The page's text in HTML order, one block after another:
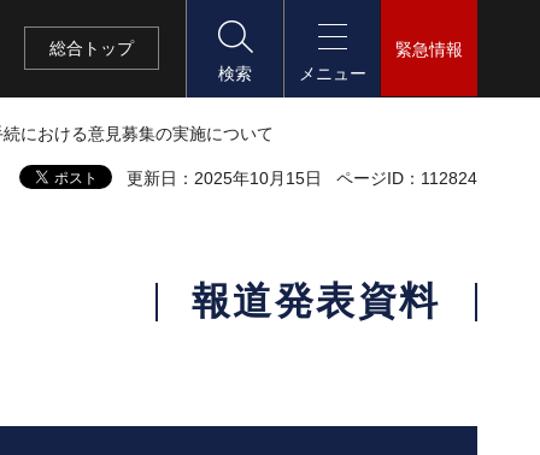
総合 トップ
検索
メニュー
緊急情報
における意見募集の実施について
更新日：2025年10月15日 ページID：112824
報道発表資料